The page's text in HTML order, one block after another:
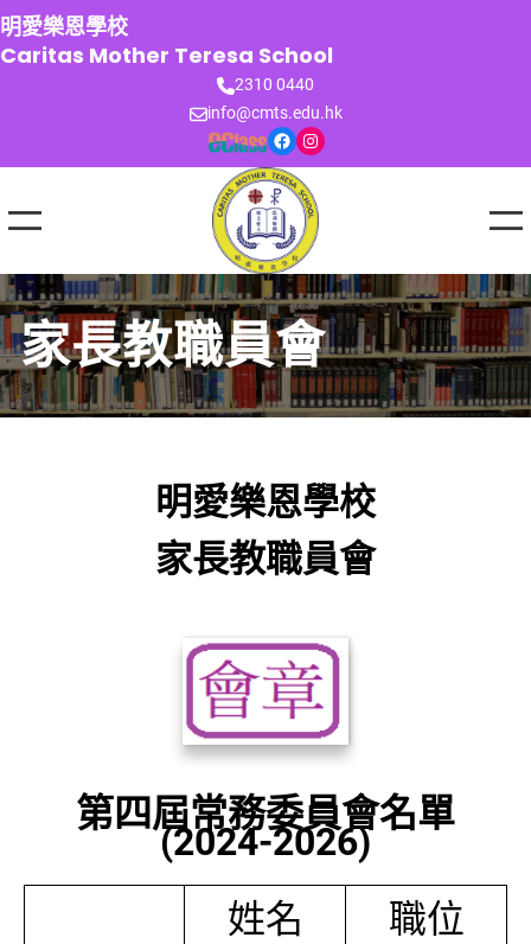
跳
至
主
明愛樂恩學校
Caritas Mother Teresa School
2310 0440
info@cmts.edu.hk
Facebook Instagram
家長教職員會
明愛樂恩學校
家長教職員會
第四屆常務委員會名單
(2024-2026)
姓名
職位